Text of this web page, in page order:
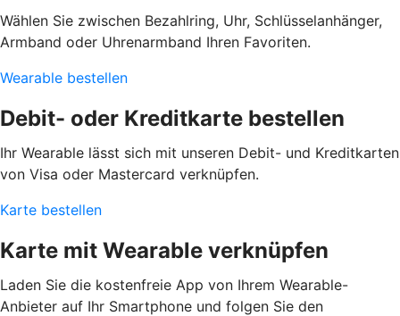
Wählen Sie zwischen Bezahlring, Uhr, Schlüsselanhänger,
Armband oder Uhrenarmband Ihren Favoriten.
Wearable bestellen
Debit- oder Kreditkarte bestellen
Ihr Wearable lässt sich mit unseren Debit- und Kreditkarten
von Visa oder Mastercard verknüpfen.
Karte bestellen
Karte mit Wearable verknüpfen
Laden Sie die kostenfreie App von Ihrem Wearable-
Anbieter auf Ihr Smartphone und folgen Sie den